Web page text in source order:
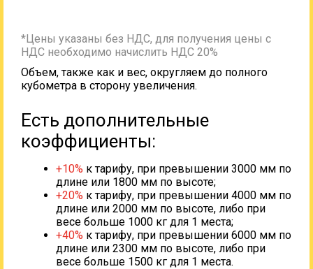
*Цены указаны без НДС, для получения цены с
НДС необходимо начислить НДС 20%
Объем, также как и вес, округляем до полного
кубометра в сторону увеличения.
Есть дополнительные
коэффициенты:
+10% к тарифу, при превышении 3000 мм по
длине или 1800 мм по высоте;
+20% к тарифу, при превышении 4000 мм по
длине или 2000 мм по высоте, либо при
весе больше 1000 кг для 1 места;
+40% к тарифу, при превышении 6000 мм по
длине или 2300 мм по высоте, либо при
весе больше 1500 кг для 1 места.